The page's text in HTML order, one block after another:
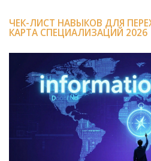
ЧЕК-ЛИСТ НАВЫКОВ ДЛЯ
КАРТА СПЕЦИАЛИЗАЦИЙ 2026